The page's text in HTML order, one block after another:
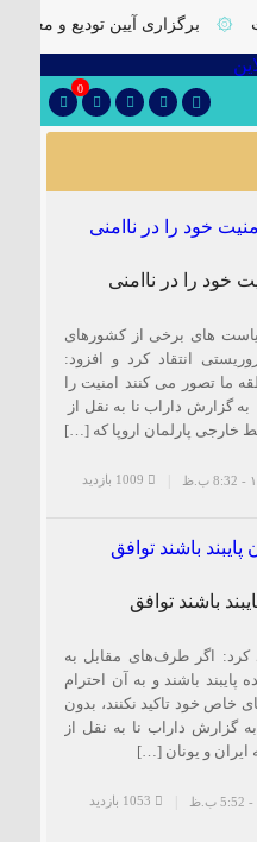
۞ برگزاری آیین تودیع و
0
خود را در ناامنی
های برخی از کشورهای
انتقاد کرد و افزود:
ما تصور می کنند امنیت را
گزارش داراب نا به نقل از
خارجی پارلمان اروپا که […]
باشند توافق
کرد: اگر طرف‌های مقابل به
باشند و به آن احترام
خاص خود تاکید نکنند، بدون
داراب نا به نقل از
ایران و یونان […]